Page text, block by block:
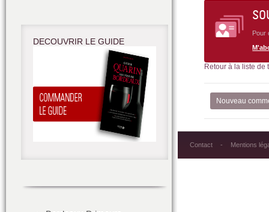
Pour
Retour à la liste de
Nouveau
Contact Mentions
DECOUVRIR LE GUIDE